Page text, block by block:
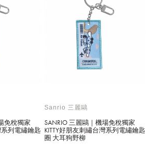
免稅獨家
系列電繡鑰匙
Sanrio 三麗鷗
SANRIO 三麗鷗｜機場免稅獨家
KITTY好朋友刺繡台灣系列電繡鑰匙
圈 大耳狗野柳